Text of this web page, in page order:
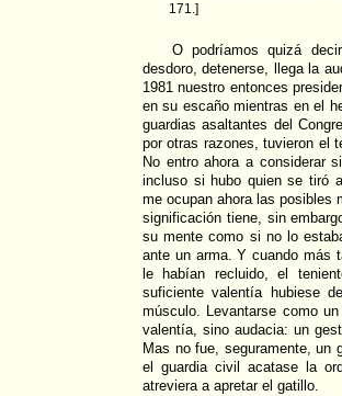
171.]
O podríamos quizá
desdoro, detenerse, llega la
1981 nuestro entonces
en su escaño mientras en el
guardias asaltantes del
por otras razones, tuvieron el
No entro ahora a considerar
incluso si hubo quien se tiró
me ocupan ahora las posibles
significación tiene, sin
su mente como si no lo
ante un arma. Y cuando más
le habían recluido, el
suficiente valentía hubiese
músculo. Levantarse como
valentía, sino audacia: un
Mas no fue, seguramente, un
el guardia civil acatase la
atreviera a apretar el gatillo.